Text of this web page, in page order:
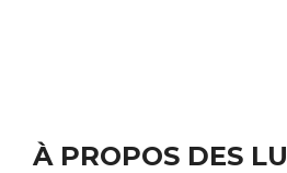
À PROPOS DES